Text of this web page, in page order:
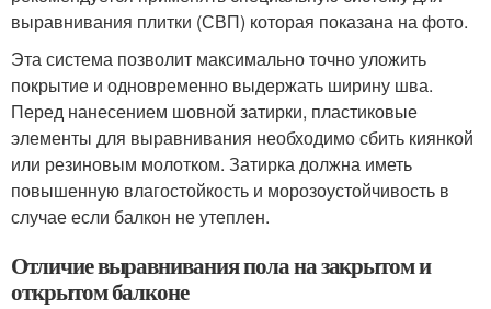
выравнивания плитки (СВП) которая показана на фото.
Эта система позволит максимально точно уложить
покрытие и одновременно выдержать ширину шва.
Перед нанесением шовной затирки, пластиковые
элементы для выравнивания необходимо сбить киянкой
или резиновым молотком. Затирка должна иметь
повышенную влагостойкость и морозоустойчивость в
случае если балкон не утеплен.
Отличие выравнивания пола на закрытом и
открытом балконе